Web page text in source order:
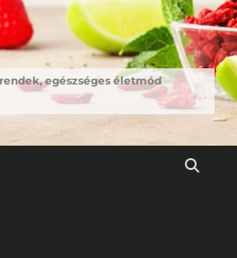
egészséges életmód